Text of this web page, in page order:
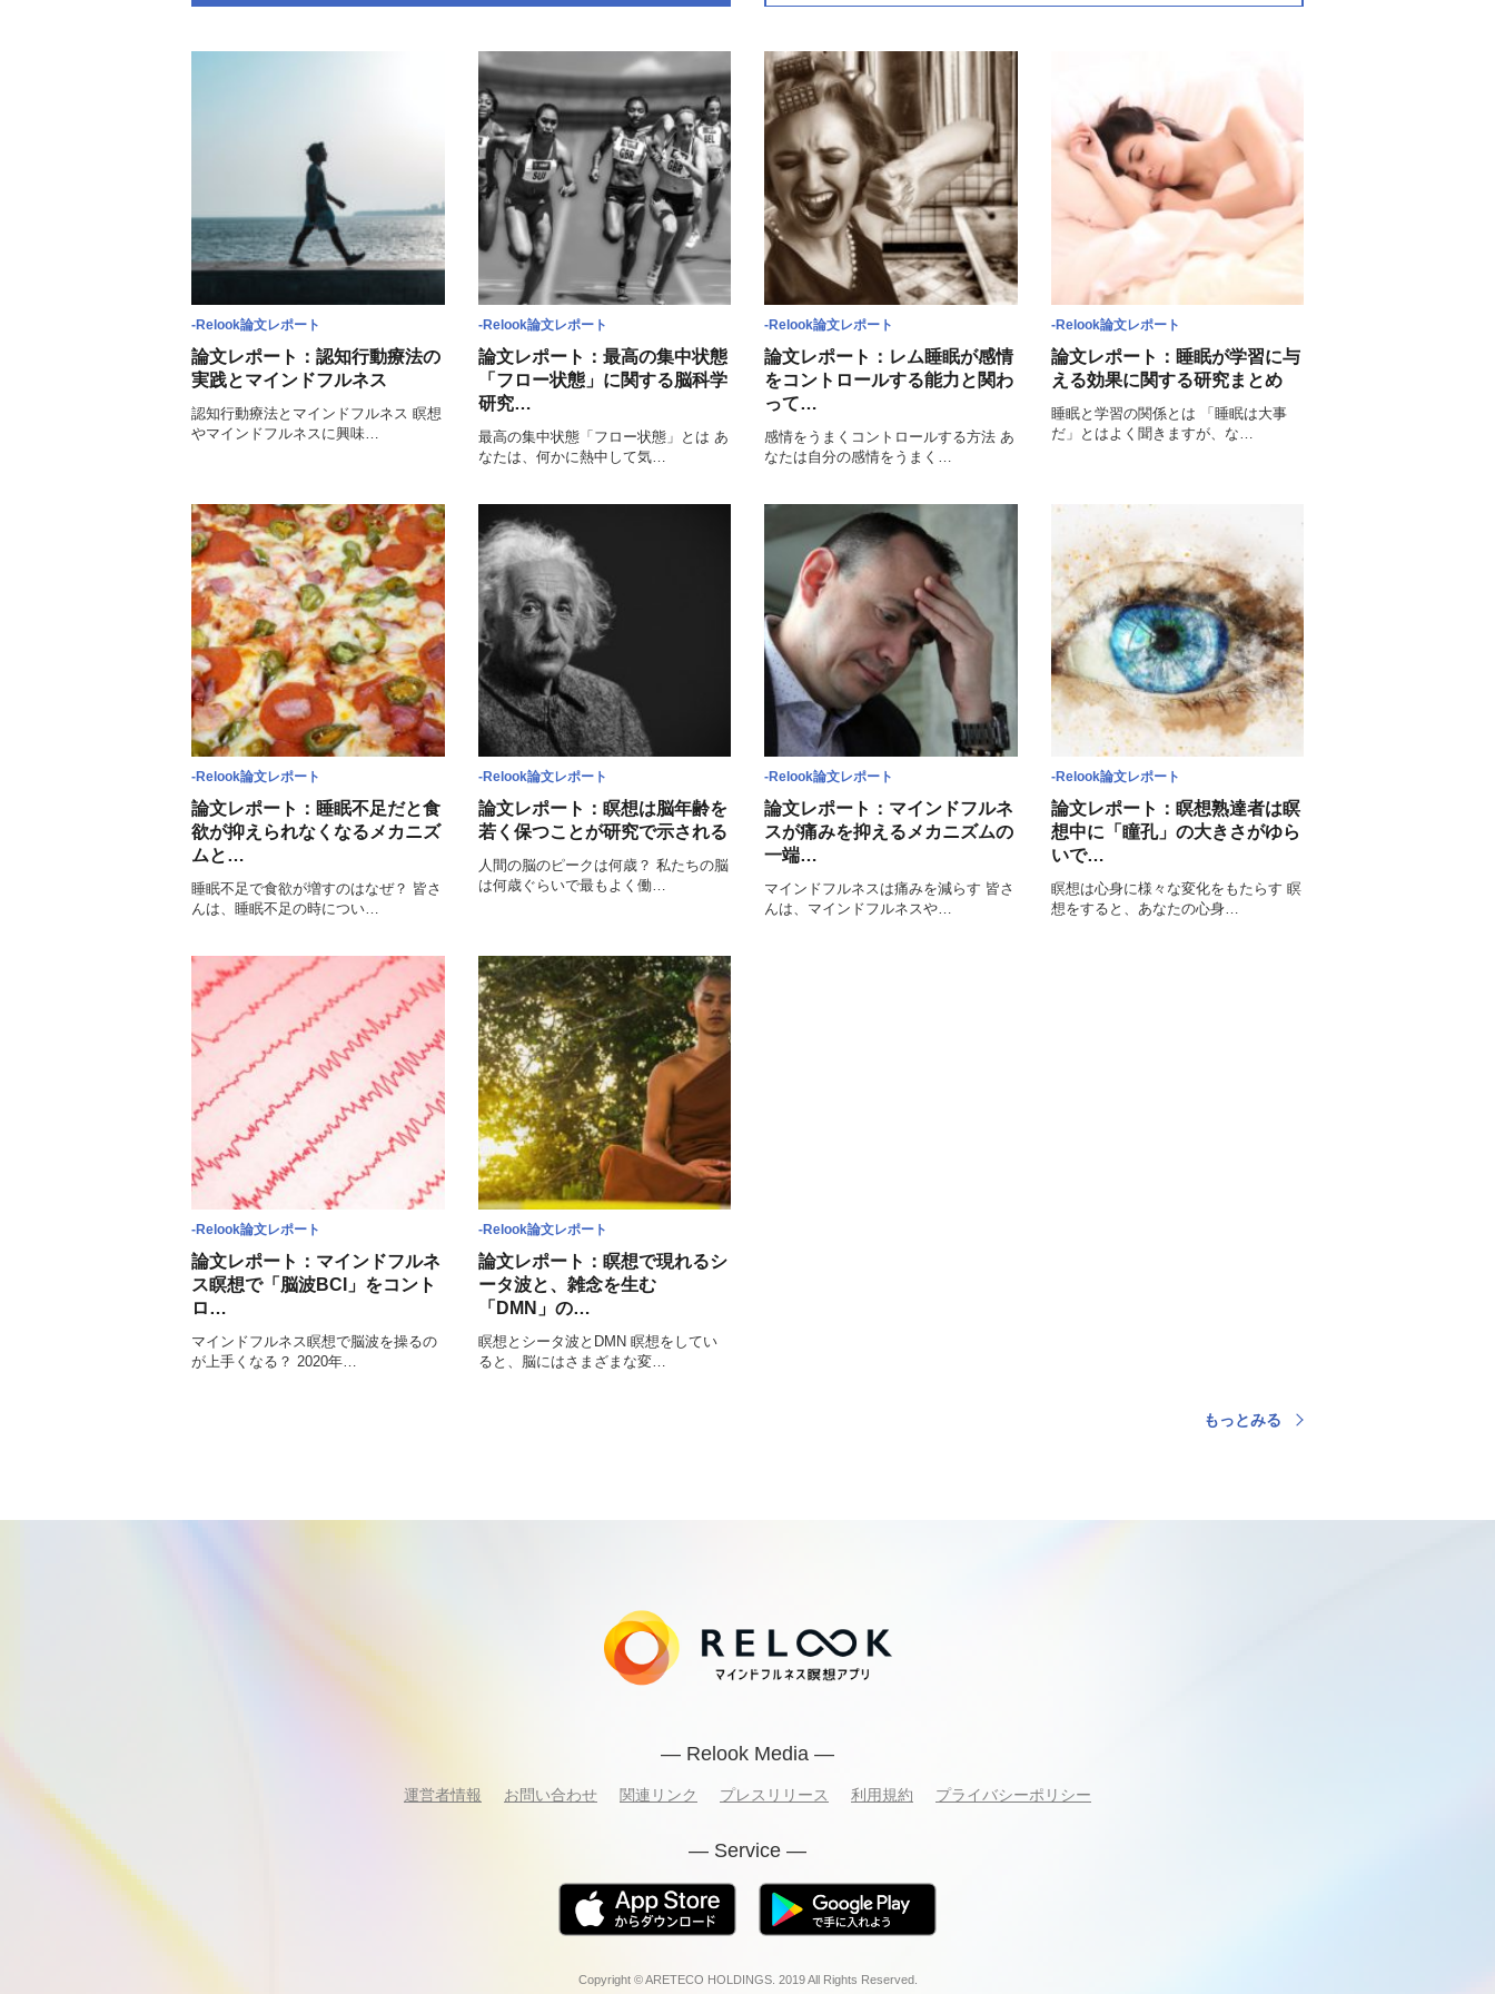
-Relook論文レポート
論文レポート：認知行動療法の
実践とマインドフルネス
認知行動療法とマインドフルネス 瞑想
やマインドフルネスに興味…
-Relook論文レポート
論文レポート：最高の集中状態
「フロー状態」に関する脳科学
研究…
最高の集中状態「フロー状態」とは あ
なたは、何かに熱中して気…
-Relook論文レポート
論文レポート：レム睡眠が感情
をコントロールする能力と関わ
って…
感情をうまくコントロールする方法 あ
なたは自分の感情をうまく…
-Relook論文レポート
論文レポート：睡眠が学習に与
える効果に関する研究まとめ
睡眠と学習の関係とは 「睡眠は大事
だ」とはよく聞きますが、な…
-Relook論文レポート
論文レポート：睡眠不足だと食
欲が抑えられなくなるメカニズ
ムと…
睡眠不足で食欲が増すのはなぜ？ 皆さ
んは、睡眠不足の時につい…
-Relook論文レポート
論文レポート：瞑想は脳年齢を
若く保つことが研究で示される
人間の脳のピークは何歳？ 私たちの脳
は何歳ぐらいで最もよく働…
-Relook論文レポート
論文レポート：マインドフルネ
スが痛みを抑えるメカニズムの
一端…
マインドフルネスは痛みを減らす 皆さ
んは、マインドフルネスや…
-Relook論文レポート
論文レポート：瞑想熟達者は瞑
想中に「瞳孔」の大きさがゆら
いで…
瞑想は心身に様々な変化をもたらす 瞑
想をすると、あなたの心身…
-Relook論文レポート
論文レポート：マインドフルネ
ス瞑想で「脳波BCI」をコント
ロ…
マインドフルネス瞑想で脳波を操るの
が上手くなる？ 2020年…
-Relook論文レポート
論文レポート：瞑想で現れるシ
ータ波と、雑念を生む
「DMN」の…
瞑想とシータ波とDMN 瞑想をしてい
ると、脳にはさまざまな変…
もっとみる
— Relook Media —
運営者情報 お問い合わせ 関連リンク プレスリリース 利用規約 プライバシーポリシー
— Service —
Copyright © ARETECO HOLDINGS. 2019 All Rights Reserved.